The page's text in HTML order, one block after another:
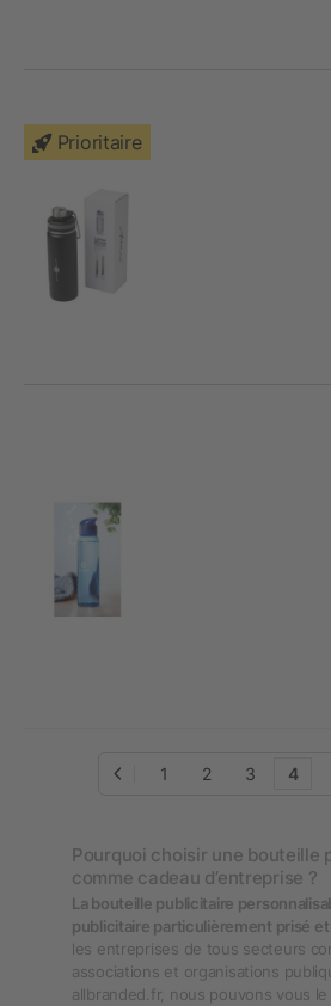
Prioritaire
1 2 3 4
Pourquoi choisir une bouteille
comme cadeau d’entreprise ?
La bouteille publicitaire
publicitaire particulièrement prisé
les entreprises de tous secteurs
associations et organisations
allbranded.fr, nous pouvons vous